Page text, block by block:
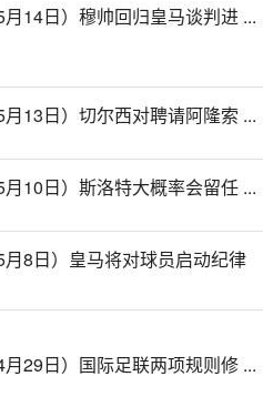
14日）穆帅回归皇马谈判进 ...
13日）切尔西对聘请阿隆索 ...
10日）斯洛特大概率会留任 ...
8日）皇马将对球员启动纪律
29日）国际足联两项规则修 ...